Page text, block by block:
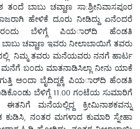
ಬಾಬು ಚವ್ಹಾಣ ಸಾ:ಶ್ರೀನಿವಾಸಪೂರ
ಹೇಳಿಕೆ ದೂರು ನೀಡಿದ್ದು ಏನೆಂದರೆ
ರಂದು ಬೆಳಿಗ್ಗೆ ಪಿಯರ್ಾದಿ ಹೆಂಡತಿ
ಚವ್ಹಾಣ ಇವರು ನೀಲಾಬಾಯಿಗೆ ತವರು
ನಿಮ್ಮ ತವರು ಮನೆಯವರು ನನಗೆ ಹಾರ್ಟ
ಬಂದು ಮಾತನಾಡಿಸಿಲ್ಲಾ ನೀನು ಯಾಕೆ
ಅಂದಾ ಬೈದಿದ್ದಕ್ಕೆ ಪಿಯರ್ಾದಿ ಹೆಂಡತಿ
ಬೆಳಿಗ್ಗೆ 11.00 ಗಂಟೆಯ ಸುಮಾರಿಗೆ
ಮನೆಯಲ್ಲಿದ್ದ ಕ್ರೀಮಿನಾಶಕವನ್ನು
ನಂತರ ಮಗಳಾದ ಕುಮಾರಿ ಸ್ನೇಹಾ